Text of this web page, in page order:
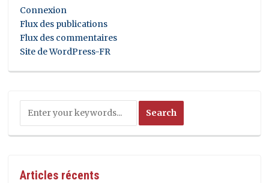
Connexion
Flux des publications
Flux des commentaires
Site de WordPress-FR
Articles récents